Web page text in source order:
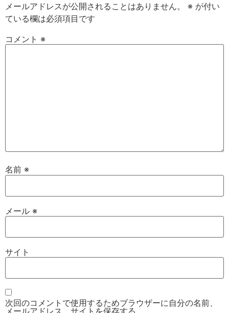
メールアドレスが公開されることはありません。 ※ が付い
ている欄は必須項目です
コメント ※
名前 ※
メール ※
サイト
次回のコメントで使用するためブラウザーに自分の名前、
メールアドレス、サイトを保存する。